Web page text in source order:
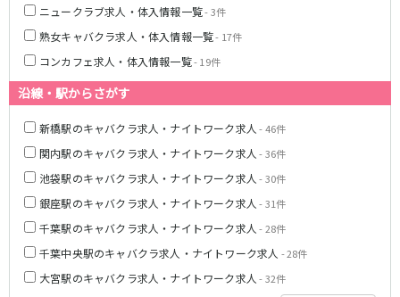
ニュークラブ求人・体入情報一覧- 3件
熟女キャバクラ求人・体入情報一覧- 17件
コンカフェ求人・体入情報一覧- 19件
沿線・駅からさがす
新橋駅のキャバクラ求人・ナイトワーク求人 - 46件
関内駅のキャバクラ求人・ナイトワーク求人 - 36件
池袋駅のキャバクラ求人・ナイトワーク求人 - 30件
銀座駅のキャバクラ求人・ナイトワーク求人 - 31件
千葉駅のキャバクラ求人・ナイトワーク求人 - 28件
千葉中央駅のキャバクラ求人・ナイトワーク求人 - 28件
大宮駅のキャバクラ求人・ナイトワーク求人 - 32件
東京メトロ銀座線
新橋駅
銀座駅
上野駅
神田駅
渋谷駅
赤坂見附駅
浅草駅
田原町駅
末広町駅
表参道駅
外苑前駅
西武新宿駅
本川越駅
所沢駅
東村山駅